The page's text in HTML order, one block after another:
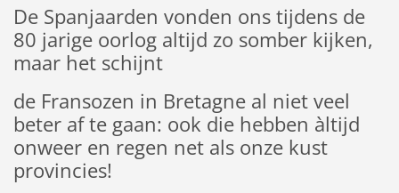
De Spanjaarden vonden ons tijdens de
80 jarige oorlog altijd zo somber kijken,
maar het schijnt
de Fransozen in Bretagne al niet veel
beter af te gaan: ook die hebben àltijd
onweer en regen net als onze kust
provincies!